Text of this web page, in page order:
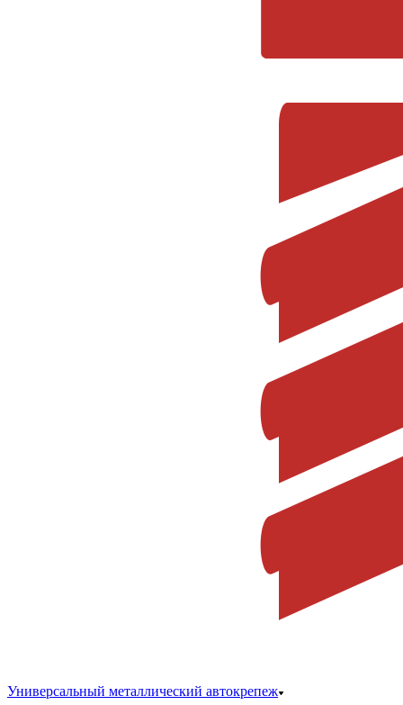
Универсальный металлический автокрепеж